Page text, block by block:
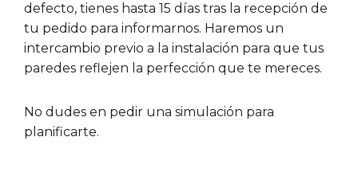
defecto, tienes hasta 15 días tras la recepción de
tu pedido para informarnos. Haremos un
intercambio previo a la instalación para que tus
paredes reflejen la perfección que te mereces.
No dudes en pedir una simulación para
planificarte.